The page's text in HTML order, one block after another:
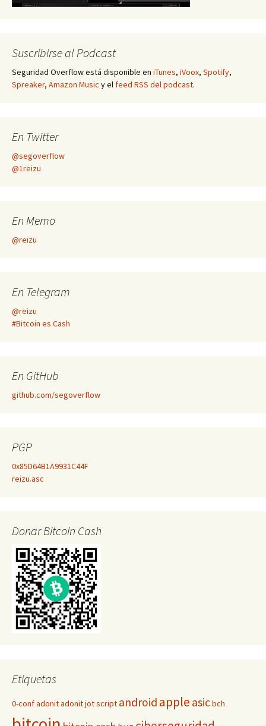
Suscribirse al Podcast
Seguridad Overflow está disponible en iTunes, iVoox, Spotify,
Spreaker, Amazon Music y el feed RSS del podcast.
En Twitter
@segoverflow
@1reizu
En Memo
@reizu
En Telegram
@reizu
#Bitcoin es Cash
En GitHub
github.com/segoverflow
PGP
0x85D64B1A9931C44F
reizu.asc
Donar Bitcoin Cash
Etiquetas
0-confadonitadonit jot script android apple asicbch